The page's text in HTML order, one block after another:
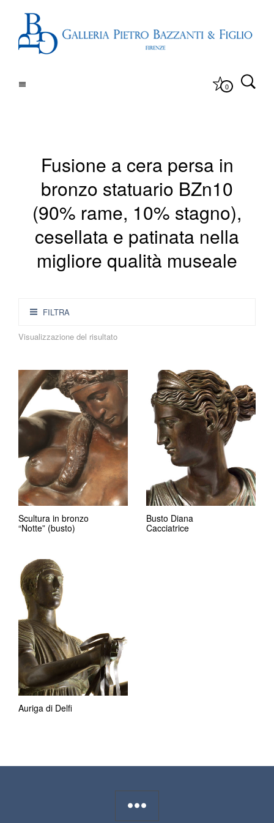
0
Fusione a cera persa in
bronzo statuario BZn10
(90% rame, 10% stagno),
cesellata e patinata nella
migliore qualità museale
FILTRA
Visualizzazione del risultato
Scultura in bronzo
“Notte” (busto)
Busto Diana
Cacciatrice
Auriga di Delfi